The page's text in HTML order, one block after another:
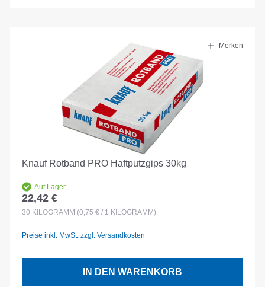
Merken
Knauf Rotband PRO Haftputzgips 30kg
Auf Lager
Regulärer Preis:
22,42 €
30 KILOGRAMM (0,75 € / 1 KILOGRAMM)
Preise inkl. MwSt. zzgl. Versandkosten
IN DEN WARENKORB